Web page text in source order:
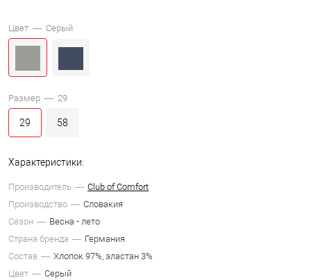
Цвет — Серый
Размер — 29
29 58
Характеристики:
Производитель
Club of Comfort
Производство
Словакия
Сезон
Весна - лето
Страна бренда
Германия
Состав
Хлопок 97%, эластан 3%
Цвет
Серый